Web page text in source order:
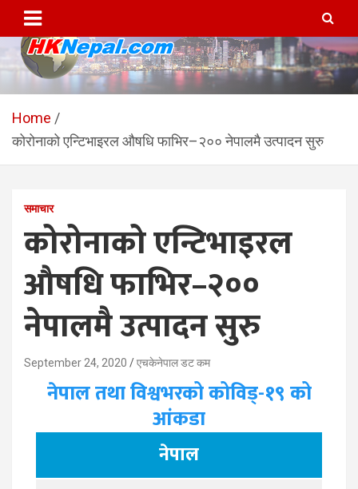
content
HKNepal.com – हङकङबाट
सञ्चालित पहिलो नेपाली अनलाईन
पत्रिका
hknepal, hknepal.com, hk nepal, hk nepal com
Home
कोरोनाको एन्टिभाइरल औषधि फाभिर–२०० नेपालमै उत्पादन सुरु
समाचार
कोरोनाको एन्टिभाइरल
औषधि फाभिर–२००
नेपालमै उत्पादन सुरु
September 24, 2020 एचकेनेपाल डट कम
नेपाल तथा विश्वभरको कोविड्-१९ को
आंकडा
नेपाल